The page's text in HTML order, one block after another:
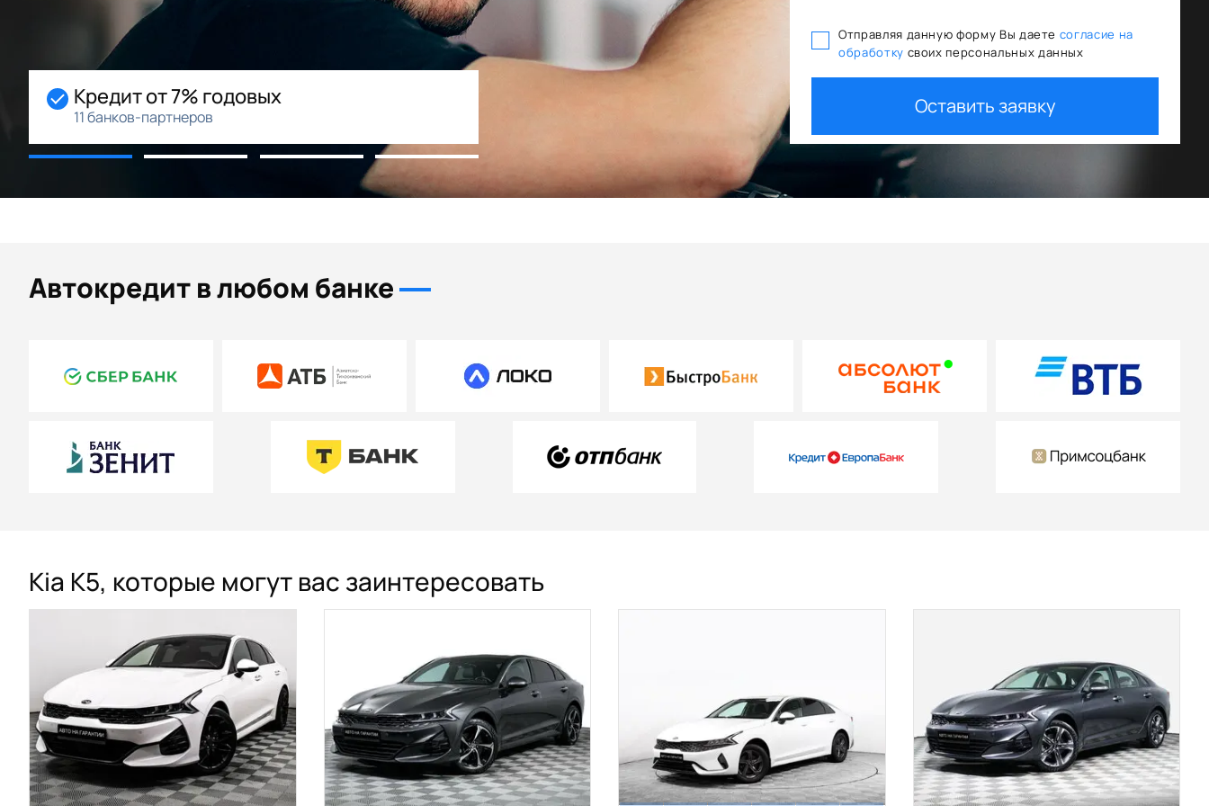
Начальный взнос 0%
Возможность рассрочки
Госпрограммы льготного кредитования Trade In как первый взнос
+ дополнительная скидка
Отправляя данную форму Вы даете согласие на
обработку своих персональных данных
Оставить заявку
Автокредит в любом банке
Kia K5, которые могут вас заинтересовать